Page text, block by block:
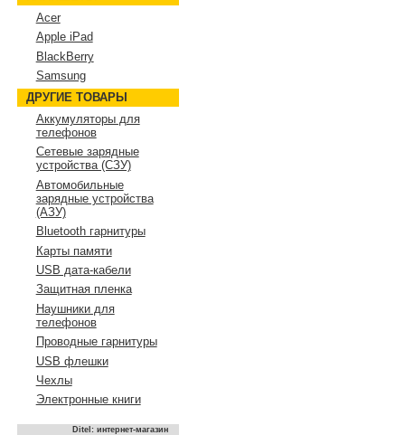
Acer
Apple iPad
BlackBerry
Samsung
ДРУГИЕ ТОВАРЫ
Аккумуляторы для
телефонов
Сетевые зарядные
устройства (СЗУ)
Автомобильные
зарядные устройства
(АЗУ)
Bluetooth гарнитуры
Карты памяти
USB дата-кабели
Защитная пленка
Наушники для
телефонов
Проводные гарнитуры
USB флешки
Чехлы
Электронные книги
Ditel: интернет-магазин